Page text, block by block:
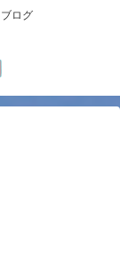
ログ